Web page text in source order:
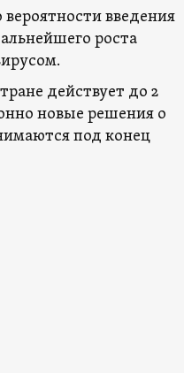
введения
роста
действует до 2
новые решения о
под конец